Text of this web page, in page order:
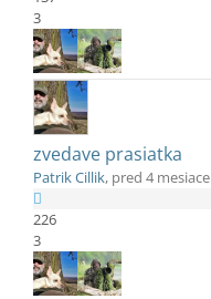
3
zvedave prasiatka
Patrik Cillik, pred 4 mesiace
226
3